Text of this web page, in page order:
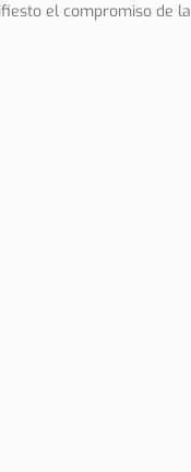
el compromiso de la